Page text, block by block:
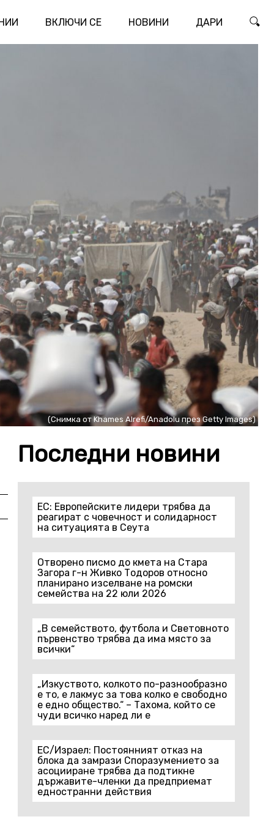
ВКЛЮЧИ СЕ НОВИНИ ДАРИ
(Снимка от Khames Alrefi/Anadolu през Getty Images)
Последни новини
ЕС: Европейските лидери трябва да
реагират с човечност и солидарност
на ситуацията в Сеута
Отворено писмо до кмета на Стара
Загора г-н Живко Тодоров относно
планирано изселване на ромски
семейства на 22 юли 2026
„В семейството, футбола и Световното
първенство трябва да има място за
всички“
„Изкуството, колкото по-разнообразно
е то, е лакмус за това колко е свободно
е едно общество.“ – Тахома, който се
чуди всичко наред ли е
ЕС/Израел: Постоянният отказ на
блока да замрази Споразумението за
асоцииране трябва да подтикне
държавите-членки да предприемат
едностранни действия